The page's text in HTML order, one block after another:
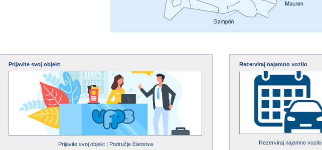
Prijavite svoj objekt
Prijavite svoj objekt| Područje članstva
Rezerviraj najamno vozilo
Rezerviraj najamno vozilo